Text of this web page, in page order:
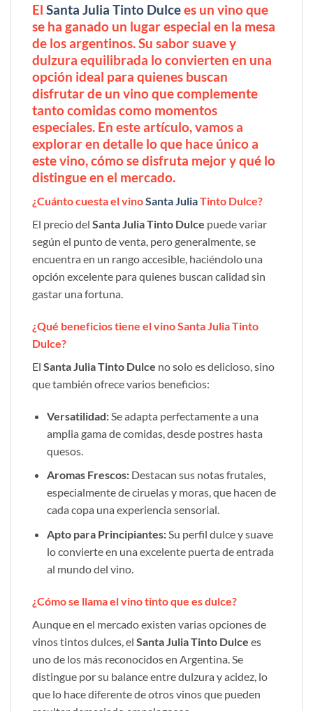
El Santa Julia Tinto Dulcees un vino que
se ha ganado un lugar especial en la mesa
de los argentinos. Su sabor suave y
dulzura equilibrada lo convierten en una
opción ideal para quienes buscan
disfrutar de un vino que complemente
tanto comidas como momentos
especiales. En este artículo, vamos a
explorar en detalle lo que hace único a
este vino, cómo se disfruta mejor y qué lo
distingue en el mercado.
¿Cuánto cuesta el vinoSanta JuliaTinto Dulce?
El precio del Santa Julia Tinto Dulce puede variar
según el punto de venta, pero generalmente, se
encuentra en un rango accesible, haciéndolo una
opción excelente para quienes buscan calidad sin
gastar una fortuna.
¿Qué beneficios tiene el vino Santa Julia Tinto
Dulce?
El Santa Julia Tinto Dulce no solo es delicioso, sino
que también ofrece varios beneficios:
Versatilidad:Se adapta perfectamente a una
amplia gama de comidas, desde postres hasta
quesos.
Aromas Frescos:Destacan sus notas frutales,
especialmente de ciruelas y moras, que hacen de
cada copa una experiencia sensorial.
Apto para Principiantes:Su perfil dulce y suave
lo convierte en una excelente puerta de entrada
al mundo del vino.
¿Cómo se llama el vino tinto que es dulce?
Aunque en el mercado existen varias opciones de
vinos tintos dulces, el Santa Julia Tinto Dulce es
uno de los más reconocidos en Argentina. Se
distingue por su balance entre dulzura y acidez, lo
que lo hace diferente de otros vinos que pueden